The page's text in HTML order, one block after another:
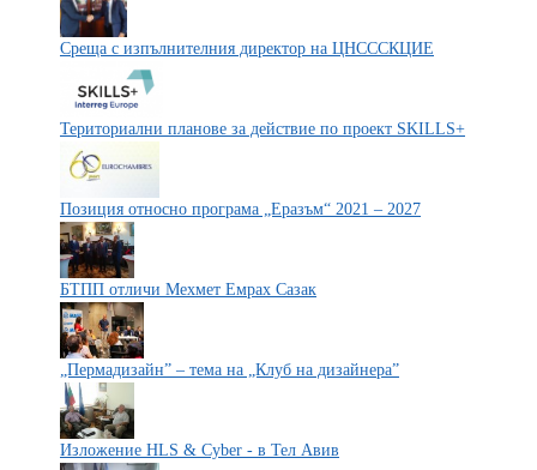
Среща с изпълнителния директор на ЦНСССКЦИЕ
Териториални планове за действие по проект SKILLS+
Позиция относно програма „Еразъм“ 2021 – 2027
БТПП отличи Мехмет Емрах Сазак
„Пермадизайн” – тема на „Клуб на дизайнера”
Изложение HLS & Cyber - в Тел Авив